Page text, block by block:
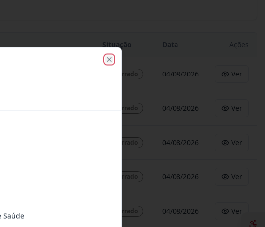
Situação Data Ações
Encerrado 04/08/2026 Ver
Encerrado 04/08/2026 Ver
Encerrado 04/08/2026 Ver
Encerrado 04/08/2026 Ver
Encerrado 04/08/2026 Ver
Saúde
Close